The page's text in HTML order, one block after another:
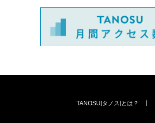
TANOSU[タノス]とは？